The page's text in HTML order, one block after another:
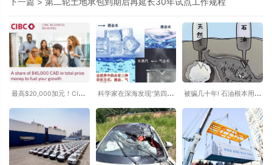
最高$20,000加元！CIBC
科学家在深海发现“第四种
态、液态和气态
被骗几十年! 石油根本用不
变的